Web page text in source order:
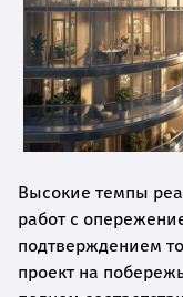
Высокие темпы
работ с
подтверждением
проект на